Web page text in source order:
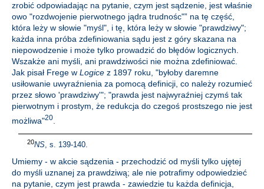
zrobić odpowiadając na pytanie, czym jest sądzenie, jest właśnie
owo "rozdwojenie pierwotnego jądra trudnośc"” na tę część,
która leży w słowie "myśl", i tę, która leży w słowie "prawdziwy";
każda inna próba zdefiniowania sądu jest z góry skazana na
niepowodzenie i może tylko prowadzić do błędów logicznych.
Wszakże ani myśli, ani prawdziwości nie można zdefiniować.
Jak pisał Frege w Logice z 1897 roku, "byłoby daremne
usiłowanie uwyraźnienia za pomocą definicji, co należy rozumieć
przez słowo 'prawdziwy'"; "prawda jest najwyraźniej czymś tak
pierwotnym i prostym, że redukcja do czegoś prostszego nie jest
możliwa"20
20NS, s. 139-140.
Umiemy - w akcie sądzenia - przechodzić od myśli tylko ujętej
do myśli uznanej za prawdziwą; ale nie potrafimy odpowiedzieć
na pytanie, czym jest prawda - zawiedzie tu każda definicja,